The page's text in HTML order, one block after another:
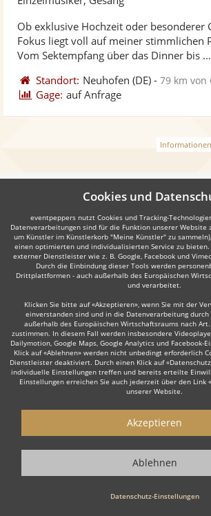
Ob exklusive Hochzeit oder besonderer
Fokus liegt voll auf meiner stimmlichen
Vom Sektempfang über das Dinner bis ...
Standort: Neuhofen (DE) -79 km von
Gage: auf Anfrage
Weiter
Auch interessant:
Flamenco Tänzer Französische
Starten Sie mit dem Button 'Kostenlos anfragen'
Sie interessanten Solomusiker - also z. B.
Diesen Button finden Sie auf den jeweiligen
Cookies und
eventpeppers nutzt Cookies und Tracking-
Datenverarbeitungen sind für die Funktion unserer Website
um Künstler im Künstlerkorb "Meine Künstler" zu
einen optimierten und individualisierten Service zu bieten.
externer Dienstleister wie z. B. Google, Facebook und
Durch die Einbindung dieser Tools werden
Drittplattformen - auch außerhalb des Europäischen
und verarbeitet.
Klicken Sie bitte auf «Akzeptieren», wenn Sie mit der
einverstanden sind und in die Datenverarbeitung
außerhalb des Europäischen Wirtschaftsraums nach Art.
zustimmen. In diesem Fall werden insbesondere
Dailymotion, Google Maps, Google Analytics und Facebook-
Klick auf «Ablehnen» werden nicht unbedingt erforderlich
Dienstleister deaktiviert. Durch einen Klick auf
individuelle Einstellungen treffen und bereits erteilte
Einstellungen erreichen Sie auch jederzeit über den Link
unserer Website.
Datenschutz-Einstellungen
Akzeptieren
Ablehnen